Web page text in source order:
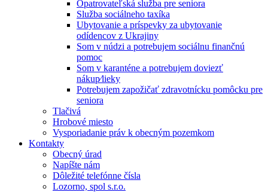
Opatrovateľská služba pre seniora
Služba sociálneho taxíka
Ubytovanie a príspevky za ubytovanie
odídencov z Ukrajiny
Som v núdzi a potrebujem sociálnu finančnú
pomoc
Som v karanténe a potrebujem doviezť
nákup⁄lieky
Potrebujem zapožičať zdravotnícku pomôcku pre
seniora
Tlačivá
Hrobové miesto
Vysporiadanie práv k obecným pozemkom
Kontakty
Obecný úrad
Napíšte nám
Dôležité telefónne čísla
Lozorno, spol s.r.o.